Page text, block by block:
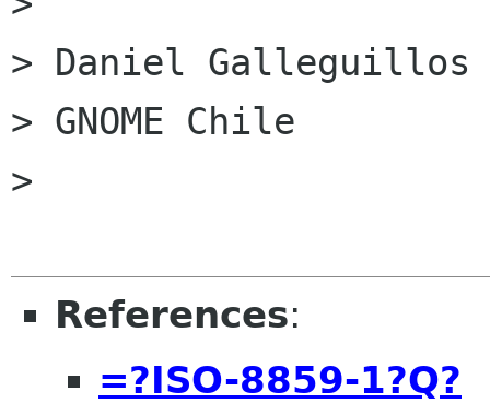
> Daniel Galleguillos
> GNOME Chile
>
References:
=?ISO-8859-1?Q?